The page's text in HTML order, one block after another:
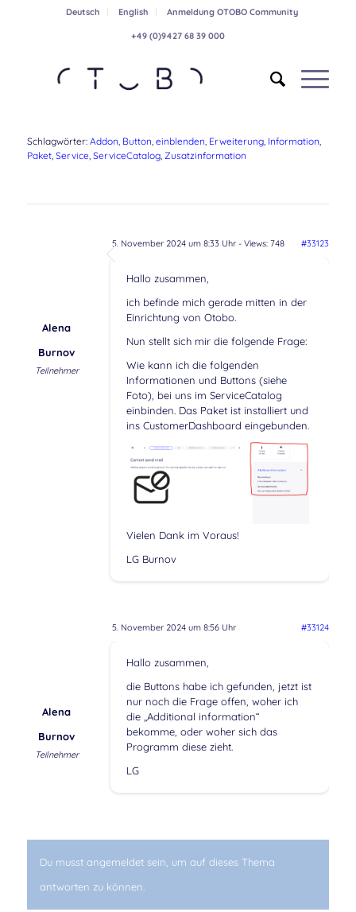
Deutsch English Anmeldung OTOBO Community
+49 (0)9427 68 39 000
Schlagwörter: Addon, Button, einblenden, Erweiterung, Information,
Paket, Service, ServiceCatalog, Zusatzinformation
5. November 2024 um 8:33 Uhr- Views: 748 #33123
Alena
Burnov
Teilnehmer
Hallo zusammen,
ich befinde mich gerade mitten in der
Einrichtung von Otobo.
Nun stellt sich mir die folgende Frage:
Wie kann ich die folgenden
Informationen und Buttons (siehe
Foto), bei uns im ServiceCatalog
einbinden. Das Paket ist installiert und
ins CustomerDashboard eingebunden.
Vielen Dank im Voraus!
LG Burnov
5. November 2024 um 8:56 Uhr #33124
Alena
Burnov
Teilnehmer
Hallo zusammen,
die Buttons habe ich gefunden, jetzt ist
nur noch die Frage offen, woher ich
die „Additional information“
bekomme, oder woher sich das
Programm diese zieht.
LG
Du musst angemeldet sein, um auf dieses Thema
antworten zu können.